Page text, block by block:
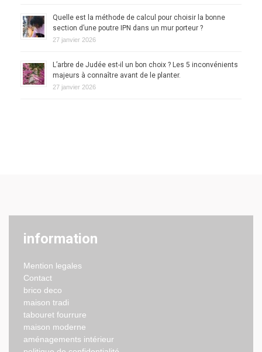
Quelle est la méthode de calcul pour choisir la bonne
section d’une poutre IPN dans un mur porteur ?
27 janvier 2026
L’arbre de Judée est-il un bon choix ? Les 5 inconvénients
majeurs à connaître avant de le planter.
27 janvier 2026
information
Mention legales
Contact
brico deco
maison tradi
tabouret fourrure
maison moderne
aménagements intérieur